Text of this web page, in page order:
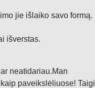
jie išlaiko savo formą.
išverstas.
neatidariau.Man
paveikslėliuose! Taigi